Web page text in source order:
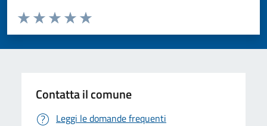
Valuta da 1 a 5 stelle la pagina
Valuta 5 stelle su 5
Valuta 4 stelle su 5
Valuta 3 stelle su 5
Valuta 2 stelle su 5
Valuta 1 stelle su 5
Contatta il comune
Leggi le domande frequenti